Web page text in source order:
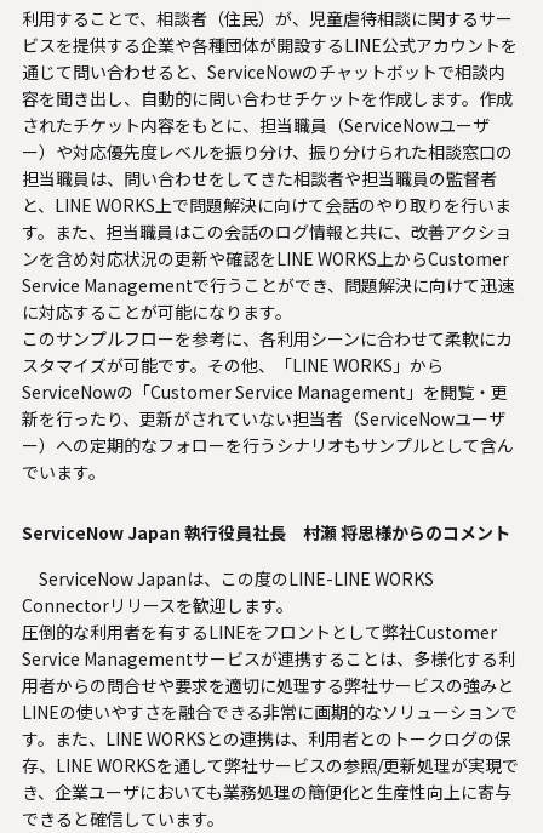
利用することで、相談者（住民）が、児童虐待相談に関するサー
ビスを提供する企業や各種団体が開設するLINE公式アカウントを
通じて問い合わせると、ServiceNowのチャットボットで相談内
容を聞き出し、自動的に問い合わせチケットを作成します。作成
されたチケット内容をもとに、担当職員（ServiceNowユーザ
ー）や対応優先度レベルを振り分け、振り分けられた相談窓口の
担当職員は、問い合わせをしてきた相談者や担当職員の監督者
と、LINE WORKS上で問題解決に向けて会話のやり取りを行いま
す。また、担当職員はこの会話のログ情報と共に、改善アクショ
ンを含め対応状況の更新や確認をLINE WORKS上からCustomer
Service Managementで行うことができ、問題解決に向けて迅速
に対応することが可能になります。
このサンプルフローを参考に、各利用シーンに合わせて柔軟にカ
スタマイズが可能です。その他、「LINE WORKS」から
ServiceNowの「Customer Service Management」を閲覧・更
新を行ったり、更新がされていない担当者（ServiceNowユーザ
ー）への定期的なフォローを行うシナリオもサンプルとして含ん
でいます。
ServiceNow Japan 執行役員社長 村瀬 将思様からのコメント
ServiceNow Japanは、この度のLINE-LINE WORKS
Connectorリリースを歓迎します。
圧倒的な利用者を有するLINEをフロントとして弊社Customer
Service Managementサービスが連携することは、多様化する利
用者からの問合せや要求を適切に処理する弊社サービスの強みと
LINEの使いやすさを融合できる非常に画期的なソリューションで
す。また、LINE WORKSとの連携は、利用者とのトークログの保
存、LINE WORKSを通して弊社サービスの参照/更新処理が実現で
き、企業ユーザにおいても業務処理の簡便化と生産性向上に寄与
できると確信しています。